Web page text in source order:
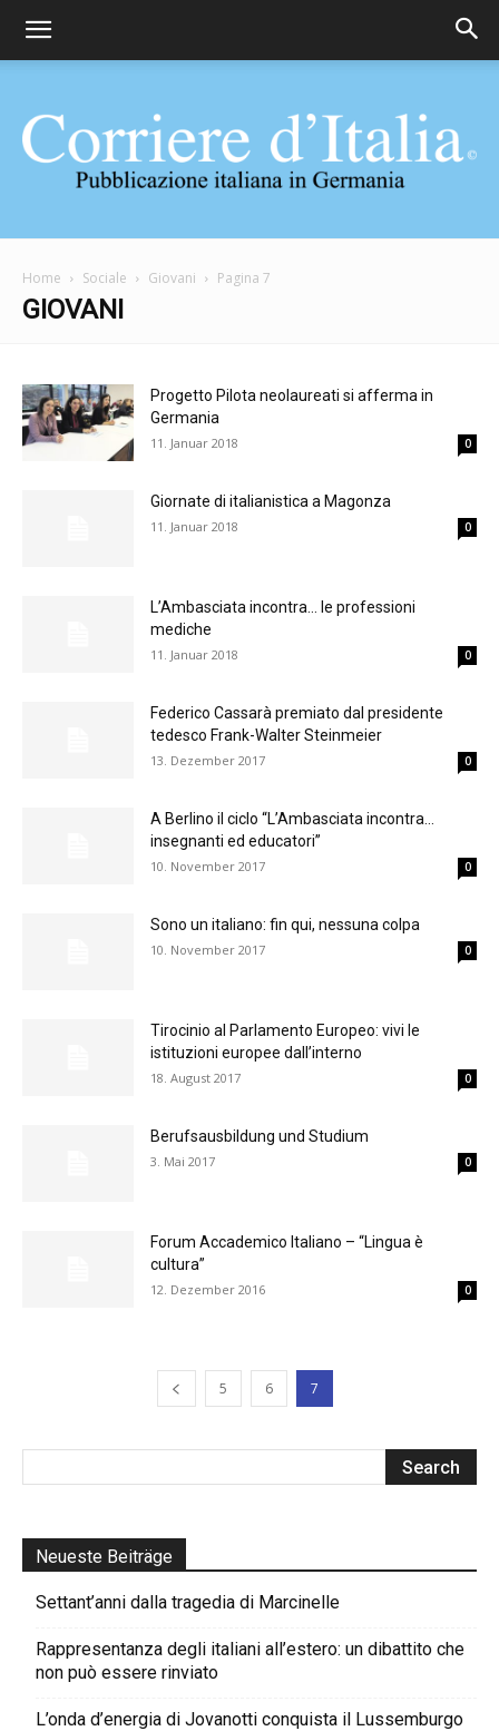
Corriere
Home Sociale Giovani Pagina 7
GIOVANI
Progetto Pilota neolaureati si afferma in
Germania
11. Januar 2018 0
Giornate di italianistica a Magonza
11. Januar 2018 0
L’Ambasciata incontra… le professioni
mediche
11. Januar 2018 0
Federico Cassarà premiato dal presidente
tedesco Frank-Walter Steinmeier
13. Dezember 2017 0
A Berlino il ciclo “L’Ambasciata incontra…
insegnanti ed educatori”
10. November 2017 0
Sono un italiano: fin qui, nessuna colpa
10. November 2017 0
Tirocinio al Parlamento Europeo: vivi le
istituzioni europee dall’interno
18. August 2017 0
Berufsausbildung und Studium
3. Mai 2017 0
Forum Accademico Italiano – “Lingua è
cultura”
12. Dezember 2016 0
5 6 7
Neueste Beiträge
Settant’anni dalla tragedia di Marcinelle
Rappresentanza degli italiani all’estero: un dibattito che
non può essere rinviato
L’onda d’energia di Jovanotti conquista il Lussemburgo